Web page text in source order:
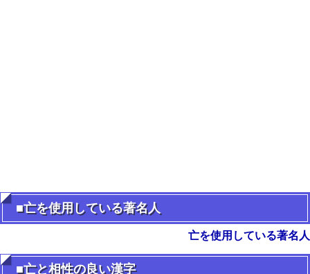
■亡を使用している著名人
亡を使用している著名人
■亡と相性の良い漢字